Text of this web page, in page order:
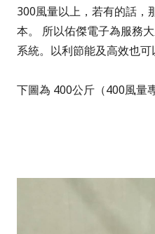
300風量以上，若有的話，
本。 所以佑傑電子為服務
系統。以利節能及高效也可
下圖為 400公斤（400風量